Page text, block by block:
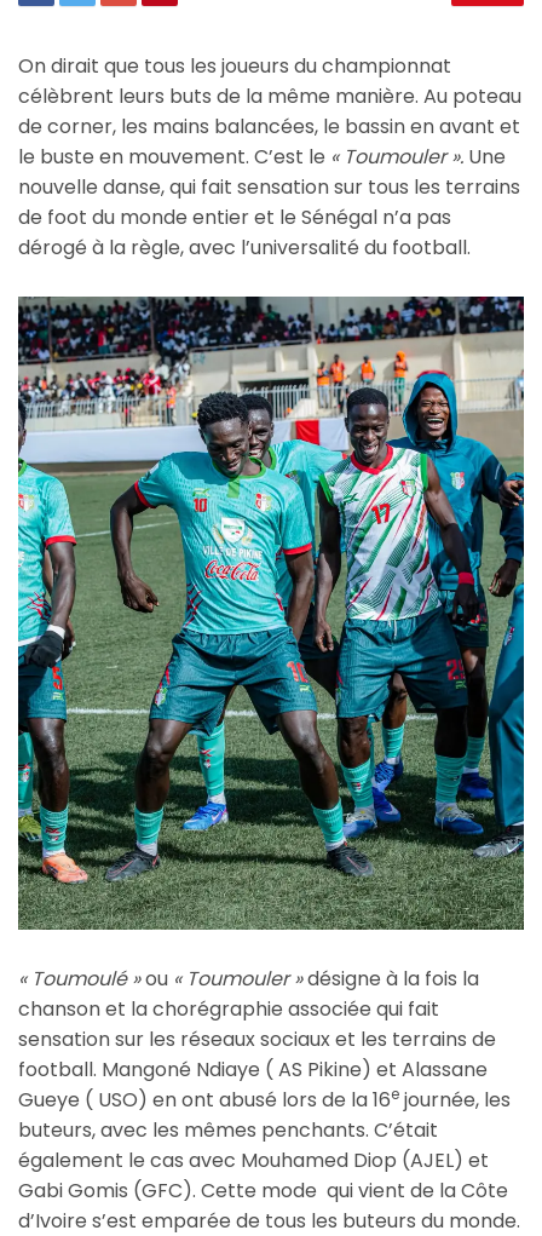
On dirait que tous les joueurs du championnat
célèbrent leurs buts de la même manière. Au poteau
de corner, les mains balancées, le bassin en avant et
le buste en mouvement. C’est le « Toumouler ». Une
nouvelle danse, qui fait sensation sur tous les terrains
de foot du monde entier et le Sénégal n’a pas
dérogé à la règle, avec l’universalité du football.
« Toumoulé »ou « Toumouler »désigne à la fois la
chanson et la chorégraphie associée qui fait
sensation sur les réseaux sociaux et les terrains de
football. Mangoné Ndiaye ( AS Pikine) et Alassane
Gueye ( USO) en ont abusé lors de la 16e journée, les
buteurs, avec les mêmes penchants. C’était
également le cas avec Mouhamed Diop (AJEL) et
Gabi Gomis (GFC). Cette mode qui vient de la Côte
d’Ivoire s’est emparée de tous les buteurs du monde.